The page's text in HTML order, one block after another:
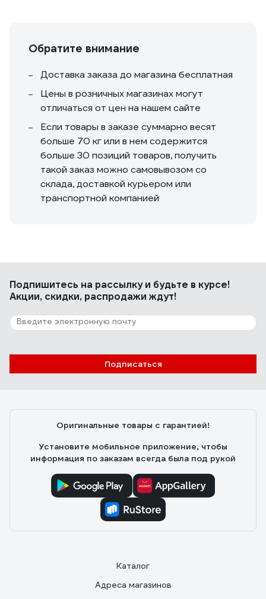
Обратите внимание
Доставка заказа до магазина бесплатная
Цены в розничных магазинах могут
отличаться от цен на нашем сайте
Если товары в заказе суммарно весят
больше 70 кг или в нем содержится
больше 30 позиций товаров, получить
такой заказ можно самовывозом со
склада, доставкой курьером или
транспортной компанией
Подпишитесь на рассылкуи будьте в курсе!
Акции, скидки, распродажи ждут!
Подписаться
Оригинальные товары с гарантией!
Установите мобильное приложение, чтобы
информация по заказам всегда была под рукой
Каталог
Адреса магазинов